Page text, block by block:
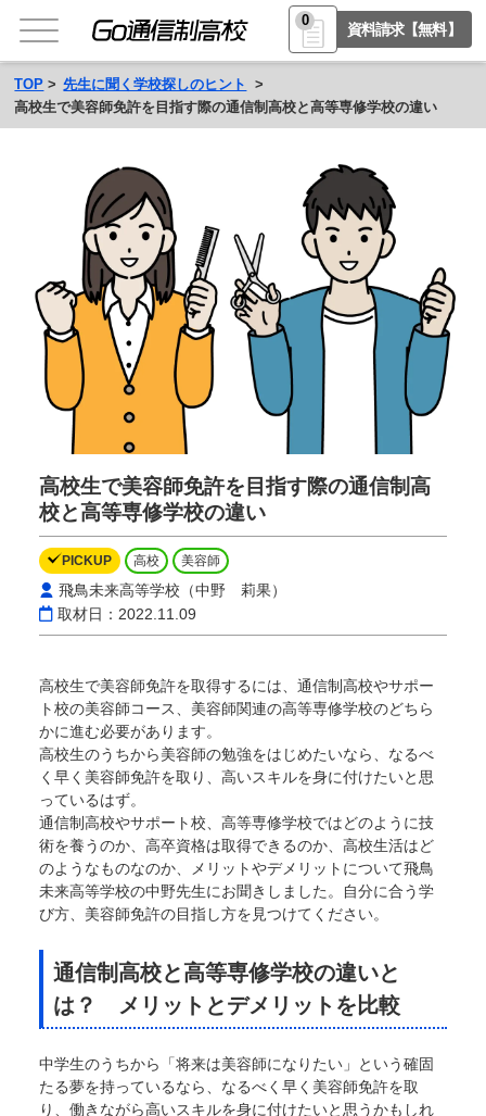
0
資料請求【無料】
TOP
先生に聞く学校探しのヒント
高校生で美容師免許を目指す際の通信制高校と高等専修学校の違い
高校生で美容師免許を目指す際の通信制高
校と高等専修学校の違い
PICKUP 高校 美容師
飛鳥未来高等学校（中野 莉果）
取材日：2022.11.09
高校生で美容師免許を取得するには、通信制高校やサポー
ト校の美容師コース、美容師関連の高等専修学校のどちら
かに進む必要があります。
高校生のうちから美容師の勉強をはじめたいなら、なるべ
く早く美容師免許を取り、高いスキルを身に付けたいと思
っているはず。
通信制高校やサポート校、高等専修学校ではどのように技
術を養うのか、高卒資格は取得できるのか、高校生活はど
のようなものなのか、メリットやデメリットについて飛鳥
未来高等学校の中野先生にお聞きしました。自分に合う学
び方、美容師免許の目指し方を見つけてください。
通信制高校と高等専修学校の違いと
は？ メリットとデメリットを比較
中学生のうちから「将来は美容師になりたい」という確固
たる夢を持っているなら、なるべく早く美容師免許を取
り、働きながら高いスキルを身に付けたいと思うかもしれ